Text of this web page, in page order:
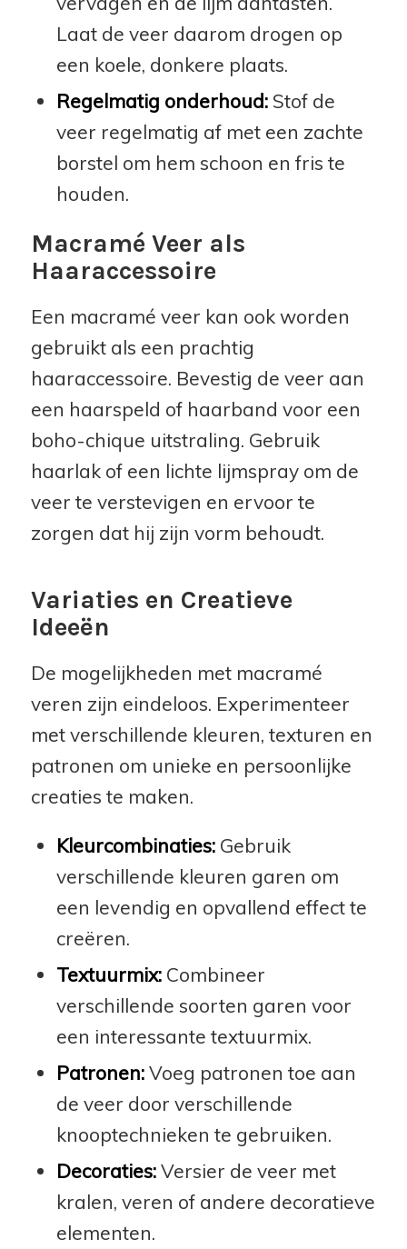
Laat de veer daarom drogen op
een koele, donkere plaats.
Regelmatig onderhoud:Stof de
veer regelmatig af met een zachte
borstel om hem schoon en fris te
houden.
Macramé Veer als
Haaraccessoire
Een macramé veer kan ook worden
gebruikt als een prachtig
haaraccessoire. Bevestig de veer aan
een haarspeld of haarband voor een
boho-chique uitstraling. Gebruik
haarlak of een lichte lijmspray om de
veer te verstevigen en ervoor te
zorgen dat hij zijn vorm behoudt.
Variaties en Creatieve
Ideeën
De mogelijkheden met macramé
veren zijn eindeloos. Experimenteer
met verschillende kleuren, texturen en
patronen om unieke en persoonlijke
creaties te maken.
Kleurcombinaties:Gebruik
verschillende kleuren garen om
een levendig en opvallend effect te
creëren.
Textuurmix:Combineer
verschillende soorten garen voor
een interessante textuurmix.
Patronen:Voeg patronen toe aan
de veer door verschillende
knooptechnieken te gebruiken.
Decoraties:Versier de veer met
kralen, veren of andere decoratieve
elementen.